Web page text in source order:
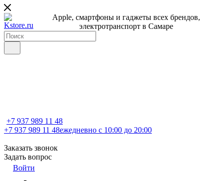
Apple, cмартфоны и гаджеты всех брендов,
электротранспорт в Самаре
+7 937 989 11 48
+7 937 989 11 48ежедневно с 10:00 до 20:00
Заказать звонок
Задать вопрос
Войти